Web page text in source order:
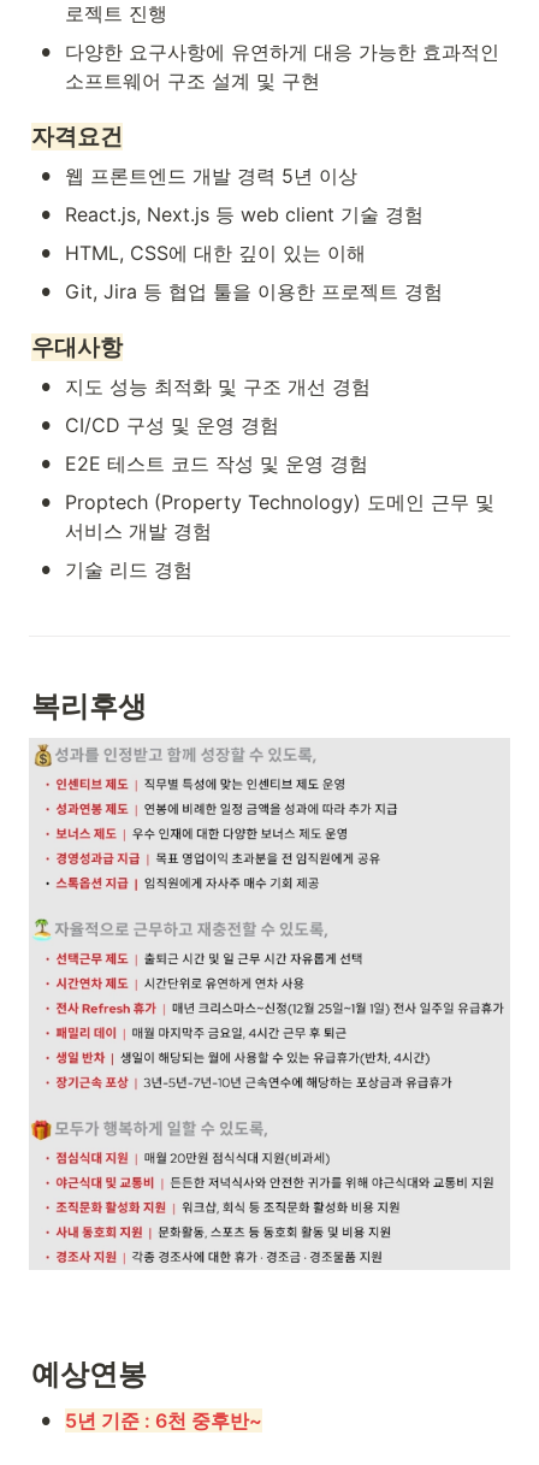
로젝트 진행
•
다양한 요구사항에 유연하게 대응 가능한 효과적인
소프트웨어 구조 설계 및 구현
자격요건
• 웹 프론트엔드 개발 경력 5년 이상
• React.js, Next.js 등 web client 기술 경험
• HTML, CSS에 대한 깊이 있는 이해
• Git, Jira 등 협업 툴을 이용한 프로젝트 경험
우대사항
• 지도 성능 최적화 및 구조 개선 경험
• CI/CD 구성 및 운영 경험
• E2E 테스트 코드 작성 및 운영 경험
•
Proptech (Property Technology) 도메인 근무 및
서비스 개발 경험
• 기술 리드 경험
복리후생
예상연봉
• 5년 기준 : 6천 중후반~